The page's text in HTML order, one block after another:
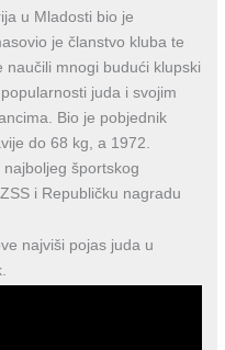
u Mladosti bio je
je članstvo kluba te
mnogi budući klupski
juda i svojim
Bio je pobjednik
do 68 kg, a 1972.
športskog
i Republičku nagradu
najviši pojas juda u